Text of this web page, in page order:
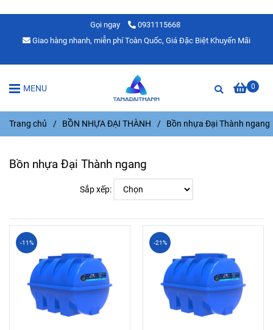
Gọi ngay
0931115668
Giao hàng nhanh, miễn phí Toàn Quốc, Giá Đặc Biệt Khuyến Mãi
0
MENU
Trang chủ / BỒN NHỰA ĐẠI THÀNH / Bồn nhựa Đại Thành ngang
Bồn nhựa Đại Thành ngang
Sắp xếp:
-11% -21%